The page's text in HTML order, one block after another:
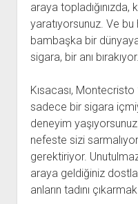
araya
yaratıyorsunuz. Ve
bambaşka bir
sigara, bir anı bırakıyor.
Kısacası, Montecristo
sadece bir sigara
deneyim
nefeste sizi
gerektiriyor.
araya geldiğiniz
anların tadını